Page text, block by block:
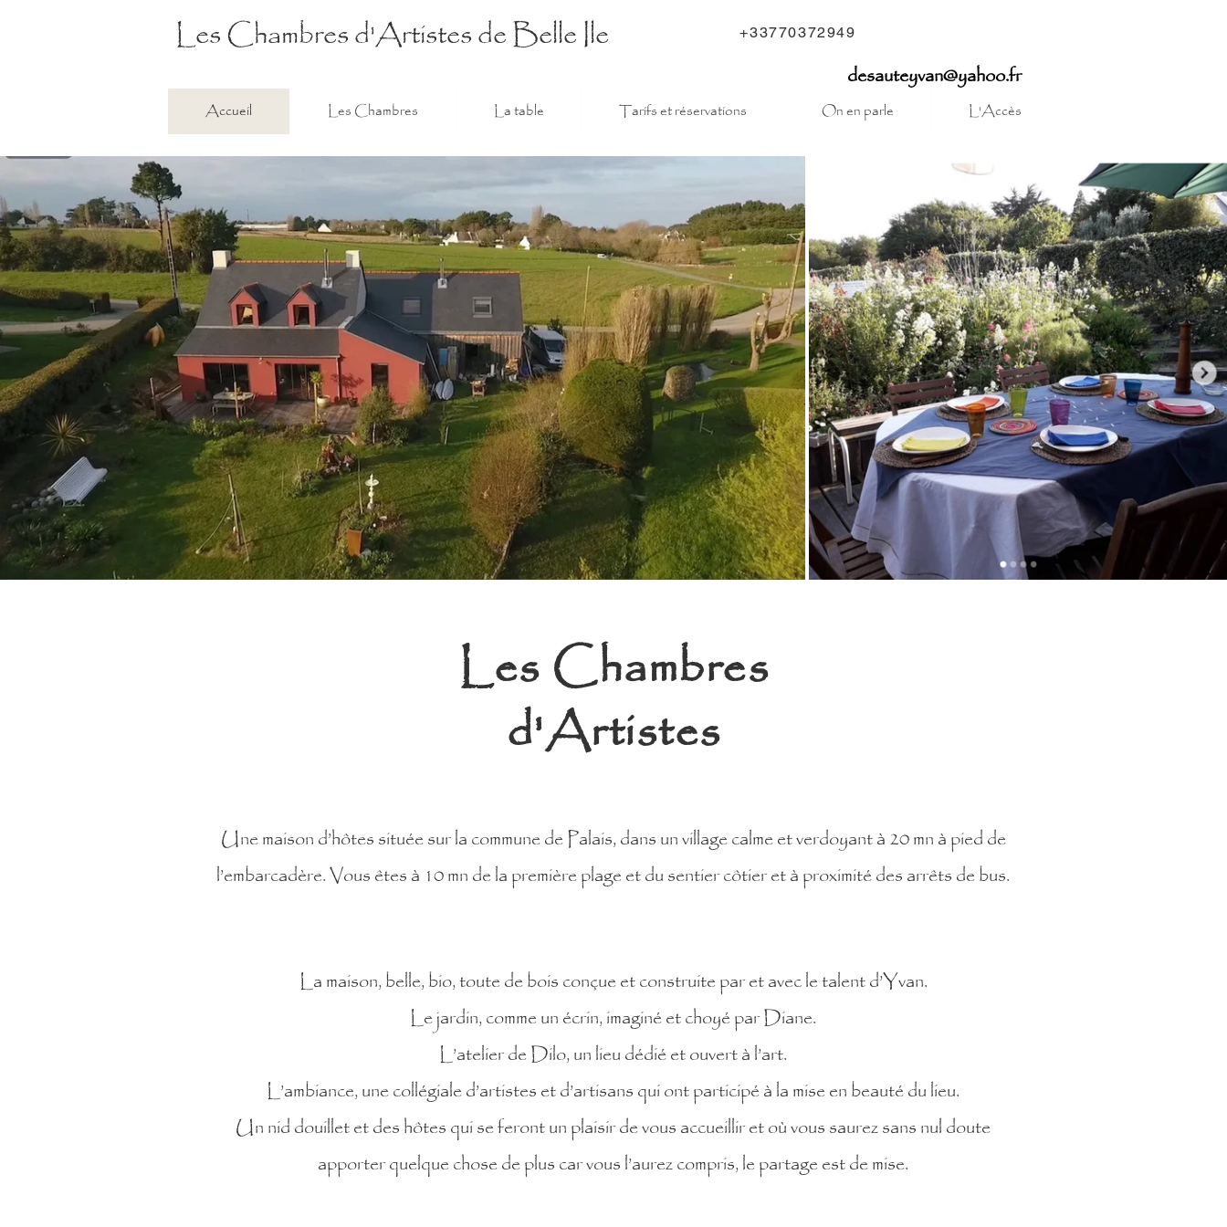
Les Chambres d'Artistes de Belle Ile +33770372949
desauteyvan@yahoo.fr
Accueil Les Chambres La table Tarifs et réservations On en parle L'Accès
Les Chambres
d'Artistes
Une maison d’hôtes située sur la commune de Palais, dans un village calme et verdoyant à 20 mn à pied de
l’embarcadère. Vous êtes à 10 mn de la première plage et du sentier côtier et à proximité des arrêts de bus.
La maison, belle, bio, toute de bois conçue et construite par et avec le talent d’Yvan.
Le jardin, comme un écrin, imaginé et choyé par Diane.
L’atelier de Dilo, un lieu dédié et ouvert à l’art.
L’ambiance, une collégiale d’artistes et d’artisans qui ont participé à la mise en beauté du lieu.
Un nid douillet et des hôtes qui se feront un plaisir de vous accueillir et où vous saurez sans nul doute
apporter quelque chose de plus car vous l’aurez compris, le partage est de mise.